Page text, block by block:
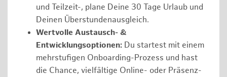
und Teilzeit-, plane Deine 30 Tage Urlaub und
Deinen Überstundenausgleich.
Wertvolle Austausch- &
Entwicklungsoptionen: Du startest mit einem
mehrstufigen Onboarding-Prozess und hast
die Chance, vielfältige Online- oder Präsenz-